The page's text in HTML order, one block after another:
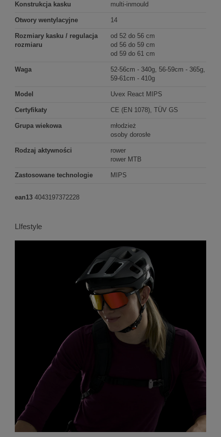
Konstrukcja kasku multi-inmould
Otwory wentylacyjne 14
Rozmiary kasku / regulacja
rozmiaru
od 52 do 56 cm
od 56 do 59 cm
od 59 do 61 cm
Waga
52-56cm - 340g, 56-59cm - 365g,
59-61cm - 410g
Model Uvex React MIPS
Certyfikaty CE (EN 1078), TÜV GS
Grupa wiekowa
młodzież
osoby dorosłe
Rodzaj aktywności
rower
rower MTB
Zastosowane technologie MIPS
ean13 4043197372228
LIfestyle